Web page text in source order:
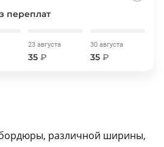
переплат
23 августа
35 ₽
30 августа
35 ₽
различной ширины,